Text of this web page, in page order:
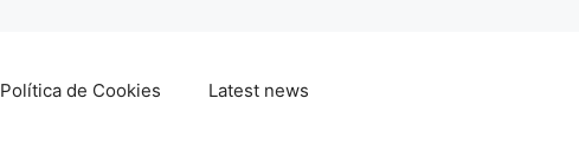
Política de Cookies Latest news